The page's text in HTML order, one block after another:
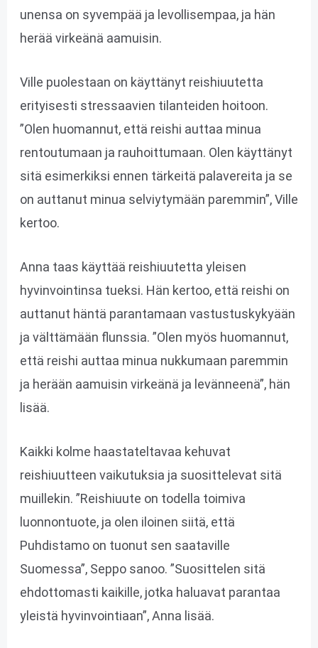
unensa on syvempää ja levollisempaa, ja hän
herää virkeänä aamuisin.
Ville puolestaan on käyttänyt reishiuutetta
erityisesti stressaavien tilanteiden hoitoon.
”Olen huomannut, että reishi auttaa minua
rentoutumaan ja rauhoittumaan. Olen käyttänyt
sitä esimerkiksi ennen tärkeitä palavereita ja se
on auttanut minua selviytymään paremmin”, Ville
kertoo.
Anna taas käyttää reishiuutetta yleisen
hyvinvointinsa tueksi. Hän kertoo, että reishi on
auttanut häntä parantamaan vastustuskykyään
ja välttämään flunssia. ”Olen myös huomannut,
että reishi auttaa minua nukkumaan paremmin
ja herään aamuisin virkeänä ja levänneenä”, hän
lisää.
Kaikki kolme haastateltavaa kehuvat
reishiuutteen vaikutuksia ja suosittelevat sitä
muillekin. ”Reishiuute on todella toimiva
luonnontuote, ja olen iloinen siitä, että
Puhdistamo on tuonut sen saataville
Suomessa”, Seppo sanoo. ”Suosittelen sitä
ehdottomasti kaikille, jotka haluavat parantaa
yleistä hyvinvointiaan”, Anna lisää.